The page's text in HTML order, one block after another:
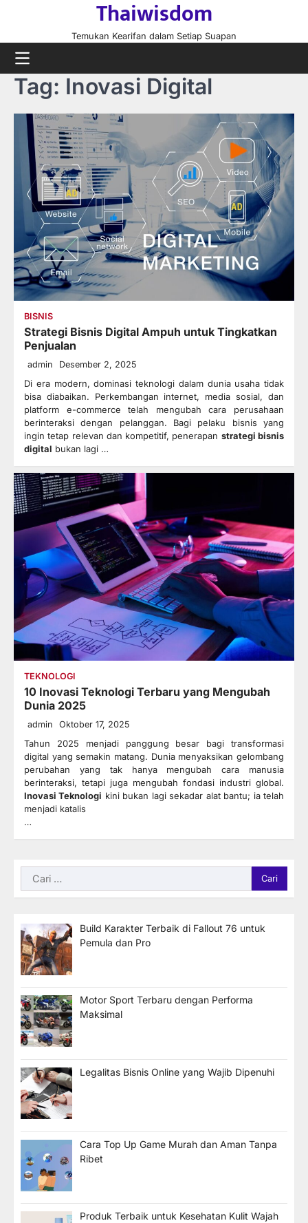
content
Thaiwisdom
Temukan Kearifan dalam Setiap Suapan
Tag: Inovasi Digital
BISNIS
Strategi Bisnis Digital Ampuh untuk Tingkatkan
Penjualan
admin Desember 2, 2025
Di era modern, dominasi teknologi dalam dunia usaha tidak
bisa diabaikan. Perkembangan internet, media sosial, dan
platform e-commerce telah mengubah cara perusahaan
berinteraksi dengan pelanggan. Bagi pelaku bisnis yang
ingin tetap relevan dan kompetitif, penerapan strategi bisnis
digital bukan lagi …
TEKNOLOGI
10 Inovasi Teknologi Terbaru yang Mengubah
Dunia 2025
admin Oktober 17, 2025
Tahun 2025 menjadi panggung besar bagi transformasi
digital yang semakin matang. Dunia menyaksikan gelombang
perubahan yang tak hanya mengubah cara manusia
berinteraksi, tetapi juga mengubah fondasi industri global.
Inovasi Teknologi kini bukan lagi sekadar alat bantu; ia telah
menjadi katalis
…
Cari
untuk:
Build Karakter Terbaik di Fallout 76 untuk
Pemula dan Pro
Motor Sport Terbaru dengan Performa
Maksimal
Legalitas Bisnis Online yang Wajib Dipenuhi
Cara Top Up Game Murah dan Aman Tanpa
Ribet
Produk Terbaik untuk Kesehatan Kulit Wajah